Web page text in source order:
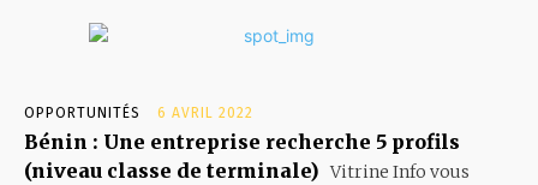
OPPORTUNITÉS 6 AVRIL 2022
Bénin : Une entreprise recherche 5 profils
(niveau classe de terminale) Vitrine Info vous